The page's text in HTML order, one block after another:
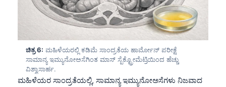
ಚಿತ್ರ 6: ಮಹಿಳೆಯರಲ್ಲಿ ಕಡಿಮೆ ಸಾಂದ್ರತೆಯ ಹಾರ್ಮೋನ್ ಪರೀಕ್ಷೆ
ಸಾಮಾನ್ಯ ಇಮ್ಯುನೋಅಸೆಗಿಂತ ಮಾಸ್ ಸ್ಪೆಕ್ಟ್ರೋಮೆಟ್ರಿಯಿಂದ ಹೆಚ್ಚು
ವಿಶ್ವಾಸಾರ್ಹ.
ಮಹಿಳೆಯರ ಸಾಂದ್ರತೆಯಲ್ಲಿ, ಸಾಮಾನ್ಯ ಇಮ್ಯುನೋಅಸೆಗಳು ನಿಜವಾದ